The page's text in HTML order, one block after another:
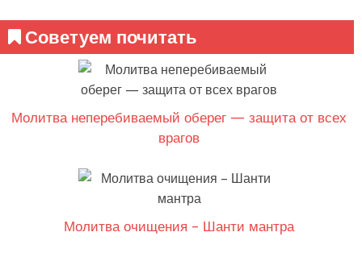
Советуем почитать
Молитва неперебиваемый оберег — защита от всех
врагов
Молитва очищения – Шанти мантра